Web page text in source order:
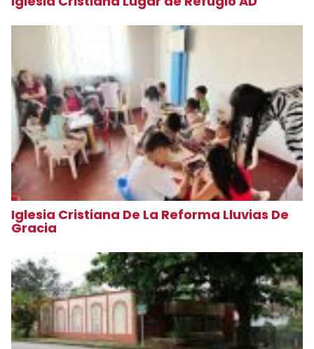
Iglesia Cristiana De La Reforma Lluvias De
Gracia